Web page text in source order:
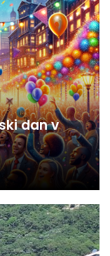
dan v